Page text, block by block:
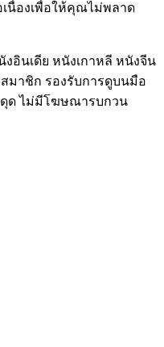
นื่องเพื่อให้คุณไม่พลาด
อินเดีย หนังเกาหลี หนังจีน
มาชิก รองรับการดูบนมือ
ดุด ไม่มีโฆษณารบกวน